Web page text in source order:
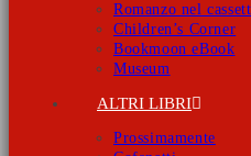
Romanzo nel
Children’s Corner
Bookmoon eBook
Museum
ALTRI LIBRI
Prossimamente